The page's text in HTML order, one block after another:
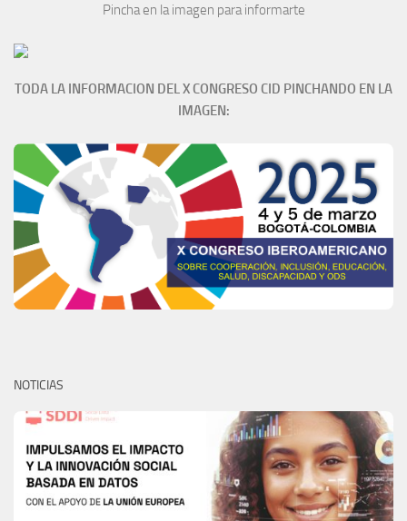
Pincha en la imagen para informarte
TODA LA INFORMACION DEL X CONGRESO CID PINCHANDO EN LA
IMAGEN:
NOTICIAS